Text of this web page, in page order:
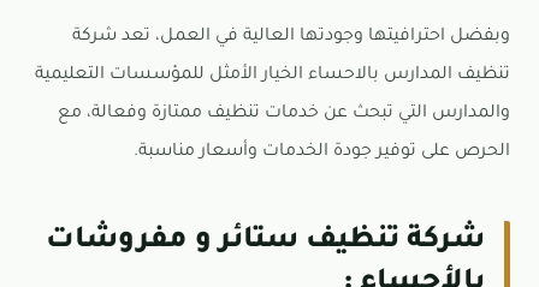
وبفضل احترافيتها وجودتها العالية في العمل، تعد شركة
تنظيف المدارس بالاحساء الخيار الأمثل للمؤسسات التعليمية
والمدارس التي تبحث عن خدمات تنظيف ممتازة وفعالة، مع
الحرص على توفير جودة الخدمات وأسعار مناسبة.
شركة تنظيف ستائر و مفروشات